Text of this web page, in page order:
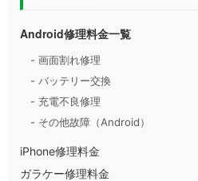
Android修理料金一覧
- 画面割れ修理
- バッテリー交換
- 充電不良修理
- その他故障（Android）
iPhone修理料金
ガラケー修理料金